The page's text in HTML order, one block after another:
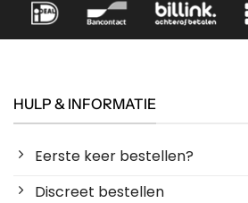
HULP & INFORMATIE
Eerste keer bestellen?
Discreet bestellen